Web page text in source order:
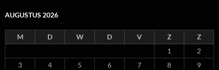
AUGUSTUS 2026
M D W D V Z
Z
1
2
3
4 5 6 7 8
9